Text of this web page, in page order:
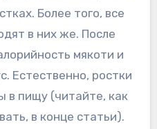
Более того, все
в них же. После
мякоти и
Естественно, ростки
в пищу (читайте, как
в конце статьи).